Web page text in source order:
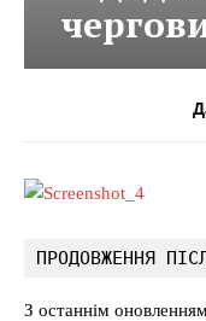
ПРОДОВЖЕННЯ
З останнім